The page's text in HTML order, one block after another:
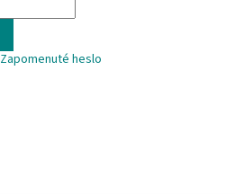
Zapomenuté heslo